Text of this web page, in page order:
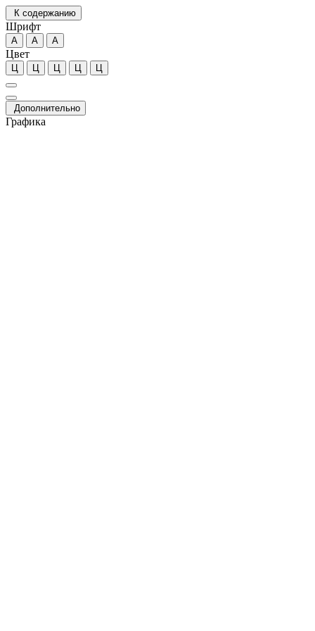
К содержанию
Шрифт
А А А
Цвет
Ц Ц Ц Ц Ц
Дополнительно
Графика